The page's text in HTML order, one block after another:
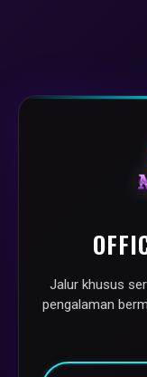
Jalur khusus
pengalaman